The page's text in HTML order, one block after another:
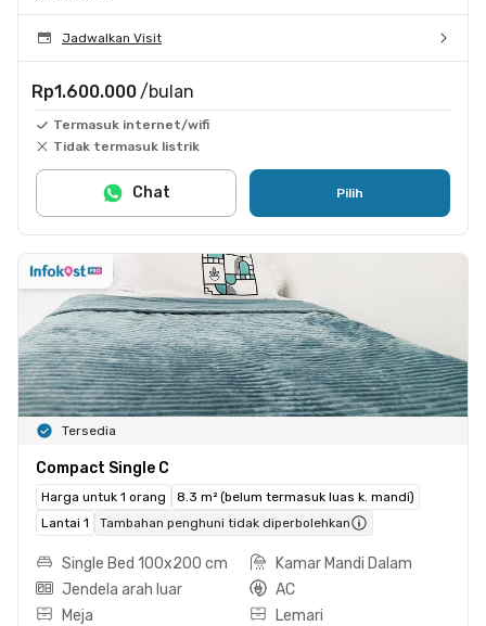
Jadwalkan Visit
Rp1.600.000 /bulan
Termasuk internet/wifi
Tidak termasuk listrik
Pilih
Chat
Tersedia
Compact Single C
Harga untuk 1 orang
8.3 m² (belum termasuk luas k. mandi)
Lantai 1
Tambahan penghuni tidak diperbolehkan
Single Bed 100x200 cm
Kamar Mandi Dalam
Jendela arah luar
AC
Meja
Lemari